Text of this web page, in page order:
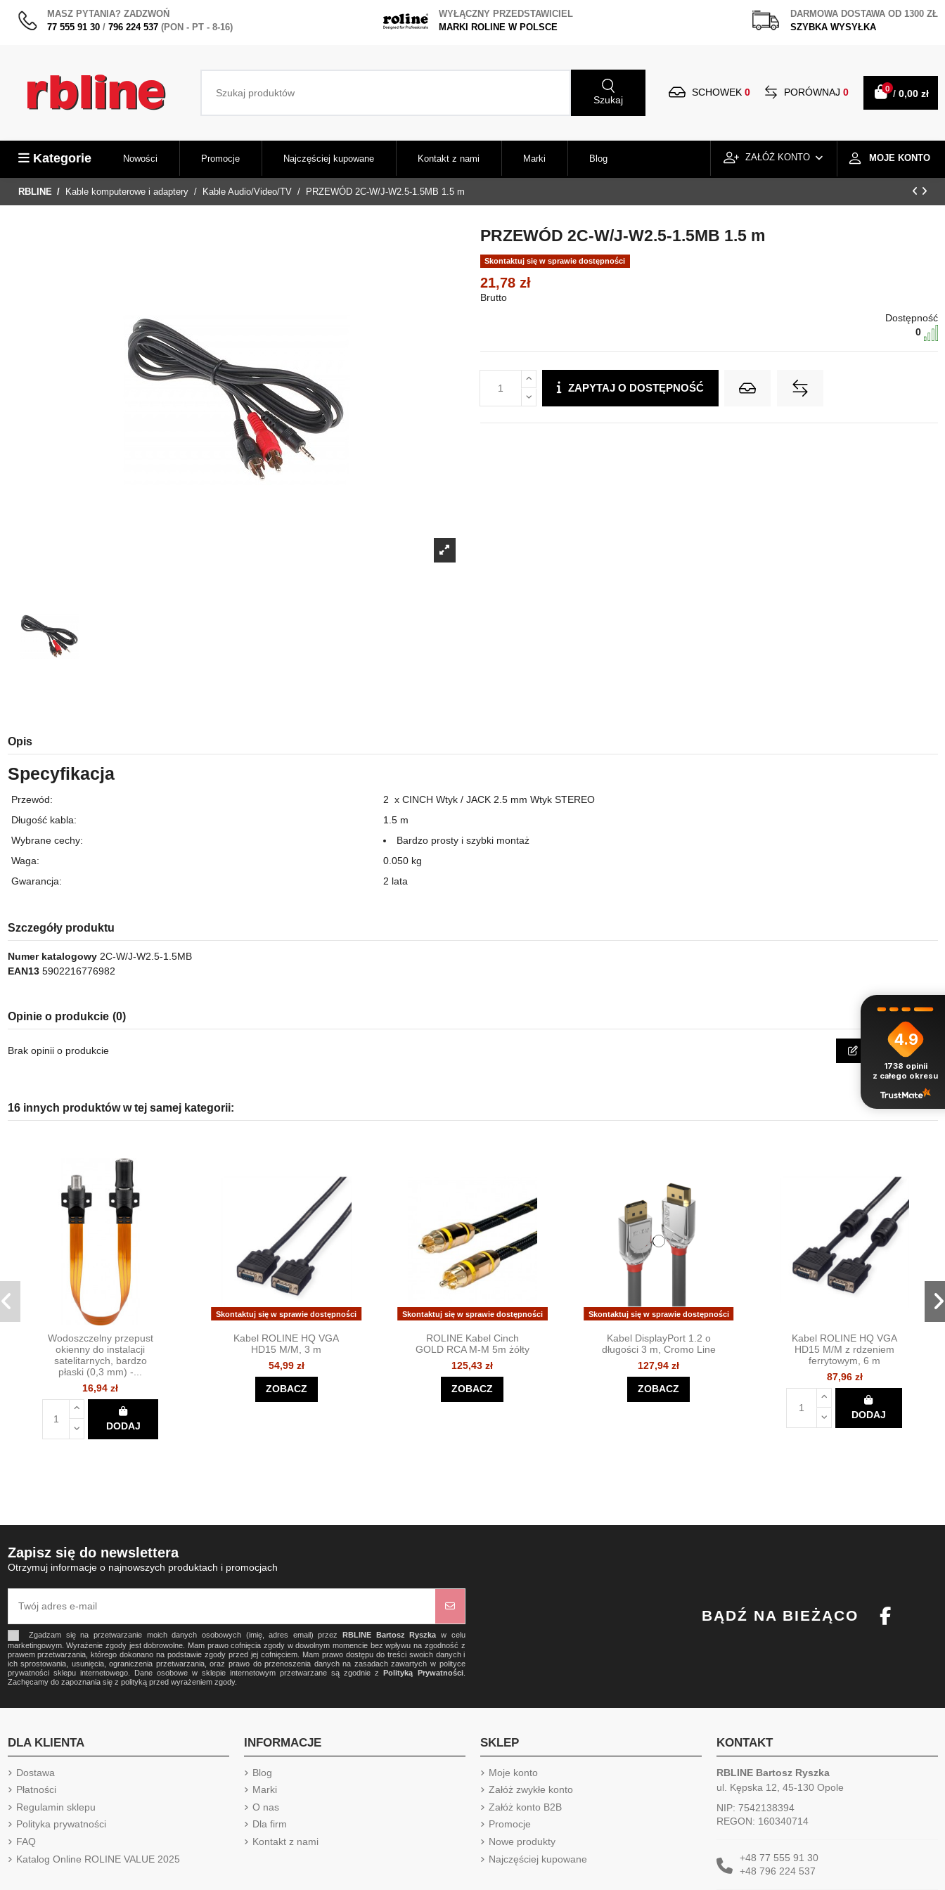
MASZ PYTANIA? ZADZWOŃ
77 555 91 30/ 796 224 537 (PON - PT - 8-16)
WYŁĄCZNY PRZEDSTAWICIEL
MARKI ROLINE W POLSCE
DARMOWA DOSTAWA OD 1300 ZŁ
SZYBKA WYSYŁKA
Szukaj
SCHOWEK 0 PORÓWNAJ 0 0 / 0,00 zł
Kategorie Nowości Promocje Najczęściej kupowane Kontakt z nami Marki Blog MOJE KONTO
ZAŁÓŻ KONTO
RBLINE Kable komputerowe i adaptery Kable Audio/Video/TV PRZEWÓD 2C-W/J-W2.5-1.5MB 1.5 m
PRZEWÓD 2C-W/J-W2.5-1.5MB 1.5 m
Skontaktuj się w sprawie dostępności
21,78 zł
Brutto
Dostępność
0
ZAPYTAJ O DOSTĘPNOŚĆ
Opis
Specyfikacja
Przewód: 2 x CINCH Wtyk / JACK 2.5 mm Wtyk STEREO
Długość kabla:
1.5 m
Wybrane cechy:
Bardzo prosty i szybki montaż
Waga:
0.050 kg
Gwarancja: 2 lata
Szczegóły produktu
Numer katalogowy 2C-W/J-W2.5-1.5MB
EAN13 5902216776982
Opinie o produkcie (0)
Brak opinii o produkcie Napisz opinię
16 innych produktów w tej samej kategorii:
Wodoszczelny przepust
okienny do instalacji
satelitarnych, bardzo
płaski (0,3 mm) -...
16,94 zł
DODAJ
Skontaktuj się w sprawie dostępności
Kabel ROLINE HQ VGA
HD15 M/M, 3 m
54,99 zł
ZOBACZ
Skontaktuj się w sprawie dostępności
ROLINE Kabel Cinch
GOLD RCA M-M 5m żółty
125,43 zł
ZOBACZ
Skontaktuj się w sprawie dostępności
Kabel DisplayPort 1.2 o
długości 3 m, Cromo Line
127,94 zł
ZOBACZ
Kabel ROLINE HQ VGA
HD15 M/M z rdzeniem
ferrytowym, 6 m
87,96 zł
DODAJ
4.9
1738 opinii
z całego okresu
Zapisz się do newslettera
Otrzymuj informacje o najnowszych produktach i promocjach
Zgadzam się na przetwarzanie moich danych osobowych (imię, adres email) przez RBLINE Bartosz Ryszka w celu
marketingowym. Wyrażenie zgody jest dobrowolne. Mam prawo cofnięcia zgody w dowolnym momencie bez wpływu na zgodność z
prawem przetwarzania, którego dokonano na podstawie zgody przed jej cofnięciem. Mam prawo dostępu do treści swoich danych i
ich sprostowania, usunięcia, ograniczenia przetwarzania, oraz prawo do przenoszenia danych na zasadach zawartych w polityce
prywatności sklepu internetowego. Dane osobowe w sklepie internetowym przetwarzane są zgodnie zPolityką Prywatności.
Zachęcamy do zapoznania się z polityką przed wyrażeniem zgody.
BĄDŹ NA BIEŻĄCO
DLA KLIENTA
Dostawa
Płatności
Regulamin sklepu
Polityka prywatności
FAQ
Katalog Online ROLINE VALUE 2025
INFORMACJE
Blog
Marki
O nas
Dla firm
Kontakt z nami
SKLEP
Moje konto
Załóż zwykłe konto
Załóż konto B2B
Promocje
Nowe produkty
Najczęściej kupowane
KONTAKT
RBLINE Bartosz Ryszka
ul. Kępska 12, 45-130 Opole
NIP: 7542138394
REGON: 160340714
+48 77 555 91 30
+48 796 224 537